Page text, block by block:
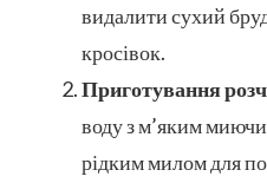
видалити сухий
кросівок.
Приготування
воду з м’яким
рідким милом для